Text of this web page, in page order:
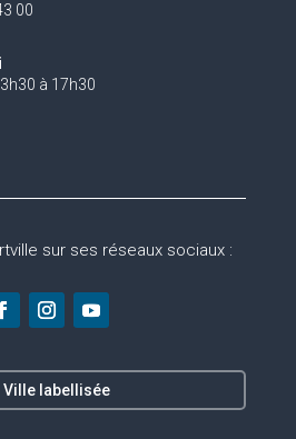
00
à 17h30
sur ses réseaux sociaux :
Ville labellisée